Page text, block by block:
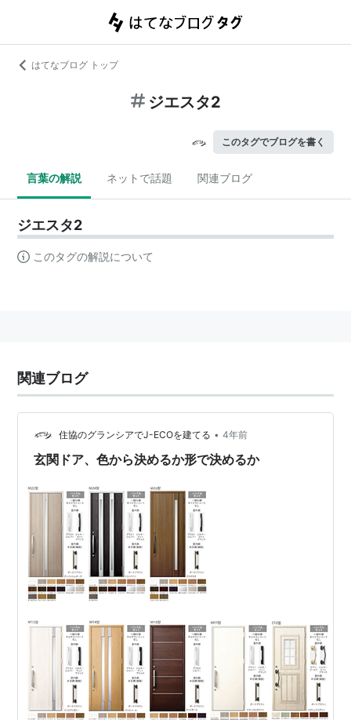
はてなブログ トップ
ジエスタ2
このタグでブログを書く
言葉の解説 ネットで話題 関連ブログ
ジエスタ2
このタグの解説について
関連ブログ
住協のグランシアでJ-ECOを建てる • 4年前
玄関ドア、色から決めるか形で決めるか